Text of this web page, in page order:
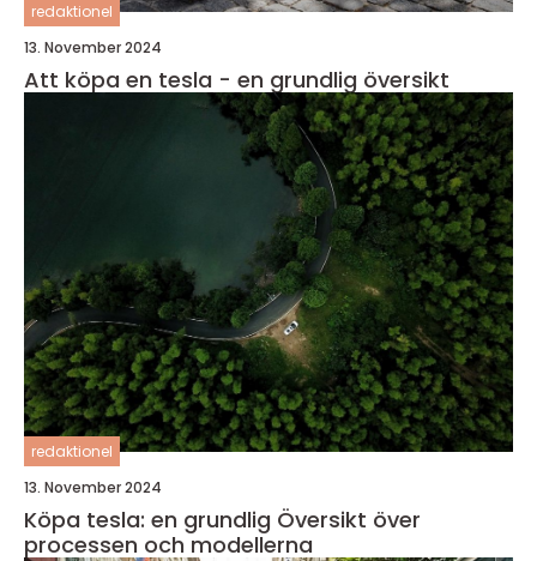
redaktionel
13. November 2024
Att köpa en tesla - en grundlig översikt
redaktionel
13. November 2024
Köpa tesla: en grundlig Översikt över
processen och modellerna